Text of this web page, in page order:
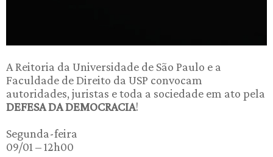
A Reitoria da Universidade de São Paulo e a
Faculdade de Direito da USP convocam
autoridades, juristas e toda a sociedade em ato pela
DEFESA DA DEMOCRACIA!
Segunda-feira
09/01 – 12h00